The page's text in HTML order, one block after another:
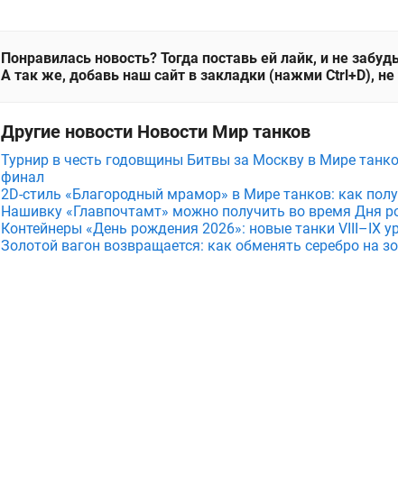
Понравилась новость? Тогда поставь ей лайк, и не
А так же, добавь наш сайт в закладки (нажми Ctrl+D), не
Другие новости Новости Мир танков
Турнир в честь годовщины Битвы за Москву в Мире
финал
2D-стиль «Благородный мрамор» в Мире танков: как
Нашивку «Главпочтамт» можно получить во время Дня
Контейнеры «День рождения 2026»: новые танки VIII–IX
Золотой вагон возвращается: как обменять серебро на